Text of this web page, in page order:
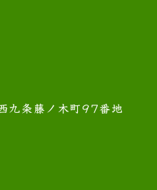
九条藤ノ木町97番地